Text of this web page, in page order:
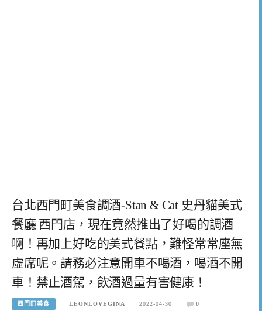
台北西門町美食調酒-Stan & Cat 史丹貓美式
餐廳 西門店，現在竟然推出了好喝的調酒
啊！再加上好吃的美式餐點，難怪常常座無
虛席呢。請務必注意開車不喝酒，喝酒不開
車！禁止酒駕，飲酒過量有害健康！
西門町美食 LEONLOVEGINA 2022-04-30 0